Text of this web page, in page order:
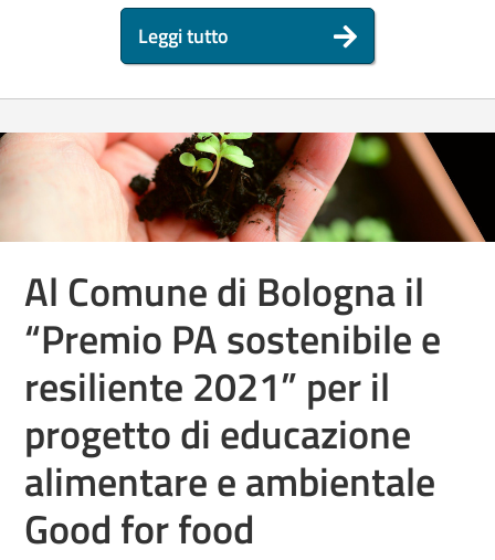
Leggi tutto
Al Comune di Bologna il
“Premio PA sostenibile e
resiliente 2021” per il
progetto di educazione
alimentare e ambientale
Good for food